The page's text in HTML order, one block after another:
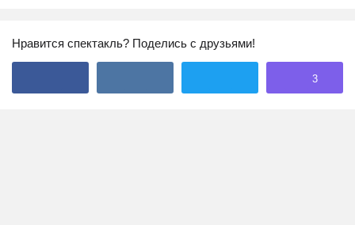
Нравится спектакль? Поделись с друзьями!
3